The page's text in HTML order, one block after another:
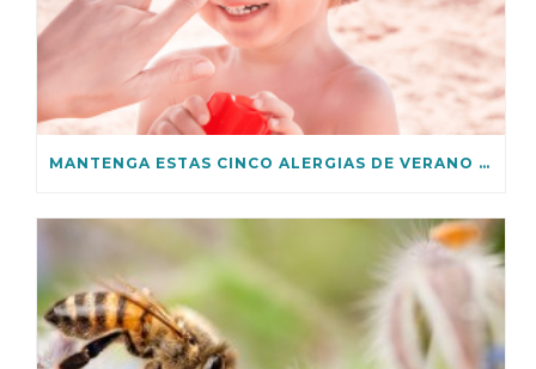
MANTENGA ESTAS CINCO ALERGIAS DE VERANO BAJO CONTROL